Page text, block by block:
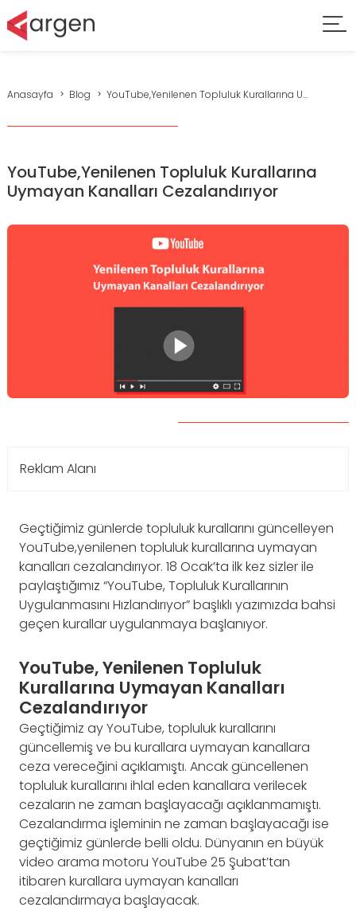
Anasayfa Blog YouTube,Yenilenen Topluluk Kurallarına U...
YouTube,Yenilenen Topluluk Kurallarına
Uymayan Kanalları Cezalandırıyor
Reklam Alanı
Geçtiğimiz günlerde topluluk kurallarını güncelleyen
YouTube,yenilenen topluluk kurallarına uymayan
kanalları cezalandırıyor. 18 Ocak’ta ilk kez sizler ile
paylaştığımız “YouTube, Topluluk Kurallarının
Uygulanmasını Hızlandırıyor” başlıklı yazımızda bahsi
geçen kurallar uygulanmaya başlanıyor.
YouTube, Yenilenen Topluluk
Kurallarına Uymayan Kanalları
Cezalandırıyor
Geçtiğimiz ay YouTube, topluluk kurallarını
güncellemiş ve bu kurallara uymayan kanallara
ceza vereceğini açıklamıştı. Ancak güncellenen
topluluk kurallarını ihlal eden kanallara verilecek
cezaların ne zaman başlayacağı açıklanmamıştı.
Cezalandırma işleminin ne zaman başlayacağı ise
geçtiğimiz günlerde belli oldu. Dünyanın en büyük
video arama motoru YouTube 25 Şubat’tan
itibaren kurallara uymayan kanalları
cezalandırmaya başlayacak.